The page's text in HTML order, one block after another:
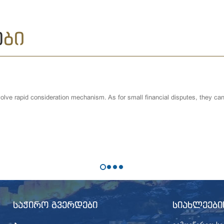
ᲑᲘ
mechanism. As for small financial disputes, they can also be
ᲡᲐᲭᲘᲠᲝ ᲒᲕᲔᲠᲓᲔᲑᲘ